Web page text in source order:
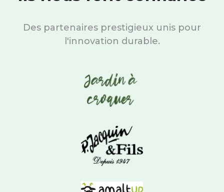
Des partenaires prestigieux unis pour
l'innovation durable.